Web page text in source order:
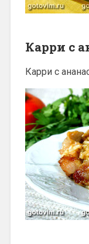
Карри с
Карри с